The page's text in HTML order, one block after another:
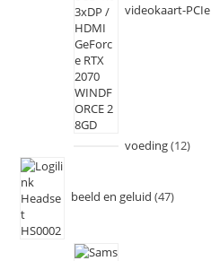
videokaart-PCIe
voeding 12
beeld en geluid 47